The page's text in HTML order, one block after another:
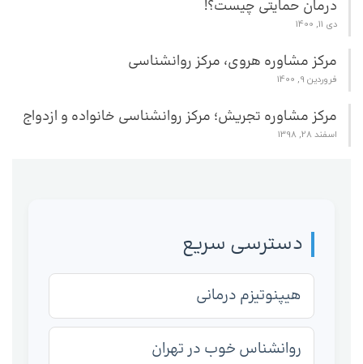
درمان حمایتی چیست؟!
دی 11, 1400
مرکز مشاوره هروی، مرکز روانشناسی
فروردین 9, 1400
مرکز مشاوره تجریش؛ مرکز روانشناسی خانواده و ازدواج
اسفند 28, 1398
دسترسی سریع
هیپنوتیزم درمانی
روانشناس خوب در تهران